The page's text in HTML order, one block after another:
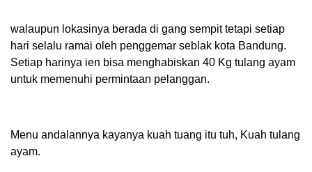
walaupun lokasinya berada di gang sempit tetapi setiap
hari selalu ramai oleh penggemar seblak kota Bandung.
Setiap harinya ien bisa menghabiskan 40 Kg tulang ayam
untuk memenuhi permintaan pelanggan.
Menu andalannya kayanya kuah tuang itu tuh, Kuah tulang
ayam.